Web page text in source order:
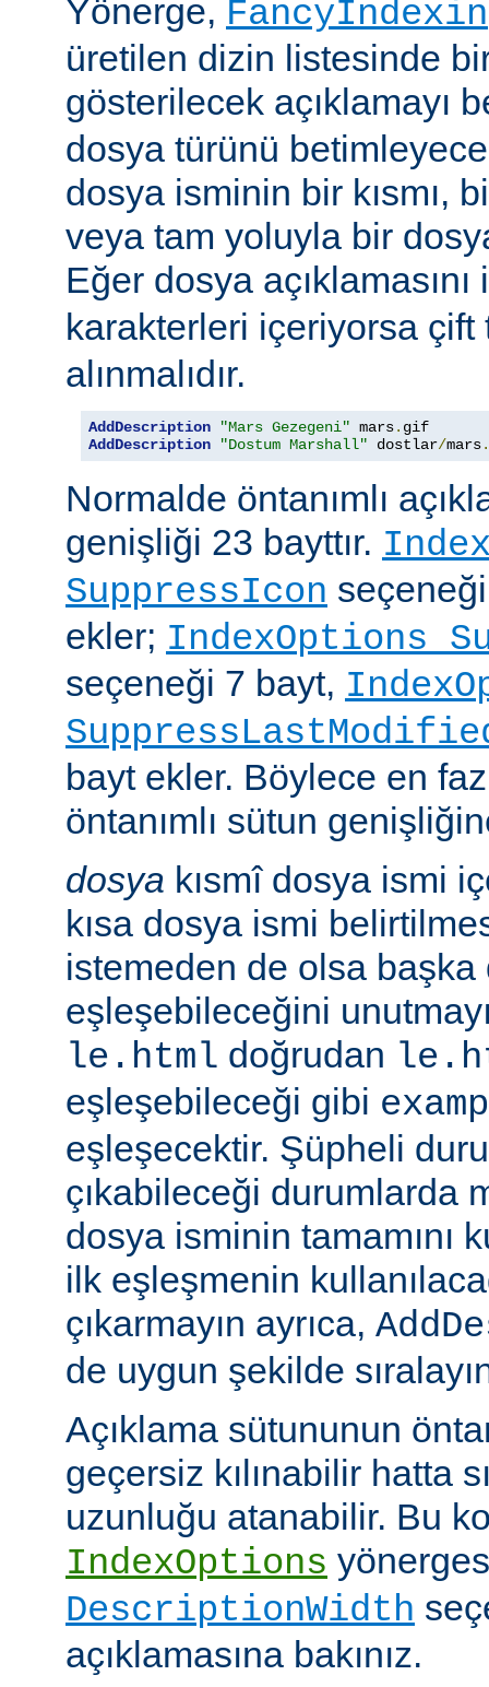
Yönerge,
üretilen dizin listesinde
gösterilecek açıklamayı
dosya türünü
dosya isminin bir kısmı,
veya tam yoluyla bir
Eğer dosya
karakterleri içeriyorsa çift
alınmalıdır.
AddDescription "Mars Gezegeni" mars. gif
AddDescription
"Dostum Marshall" dostlar/mars.
Normalde öntanımlı
genişliği 23 bayttır.
SuppressIcon
ekler; IndexOptions
seçeneği 7 bayt,
bayt ekler. Böylece en
öntanımlı sütun
dosya kısmî dosya ismi
kısa dosya ismi
istemeden de olsa başka
eşleşebileceğini
le.html doğrudan
eşleşebileceği gibi
eşleşecektir. Şüpheli
çıkabileceği durumlarda
dosya isminin tamamını
ilk eşleşmenin
çıkarmayın ayrıca,
de uygun şekilde
Açıklama sütununun
geçersiz kılınabilir hatta
uzunluğu atanabilir. Bu
IndexOptions
DescriptionWidth
açıklamasına bakınız.